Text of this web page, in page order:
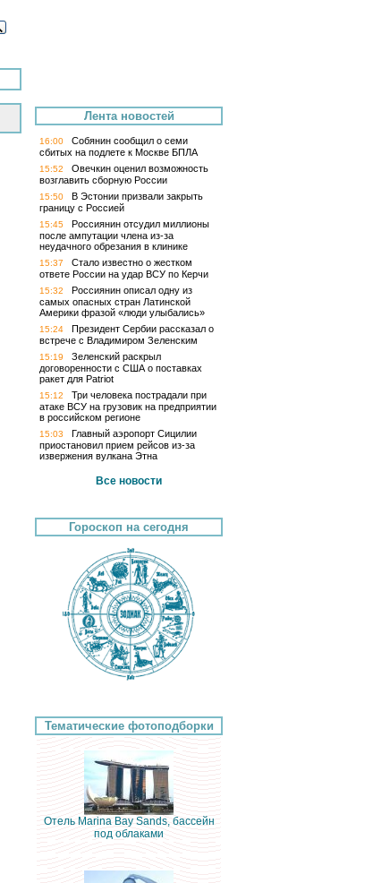
Лента новостей
16:00
Собянин сообщил о семи
сбитых на подлете к Москве БПЛА
15:52
Овечкин оценил возможность
возглавить сборную России
15:50
В Эстонии призвали закрыть
границу с Россией
15:45
Россиянин отсудил миллионы
после ампутации члена из-за
неудачного обрезания в клинике
15:37
Стало известно о жестком
ответе России на удар ВСУ по Керчи
15:32
Россиянин описал одну из
самых опасных стран Латинской
Америки фразой «люди улыбались»
15:24
Президент Сербии рассказал о
встрече с Владимиром Зеленским
15:19
Зеленский раскрыл
договоренности с США о поставках
ракет для Patriot
15:12
Три человека пострадали при
атаке ВСУ на грузовик на предприятии
в российском регионе
15:03
Главный аэропорт Сицилии
приостановил прием рейсов из-за
извержения вулкана Этна
Все новости
Гороскоп на сегодня
Тематические фотоподборки
Отель Marina Bay Sands, бассейн
под облаками